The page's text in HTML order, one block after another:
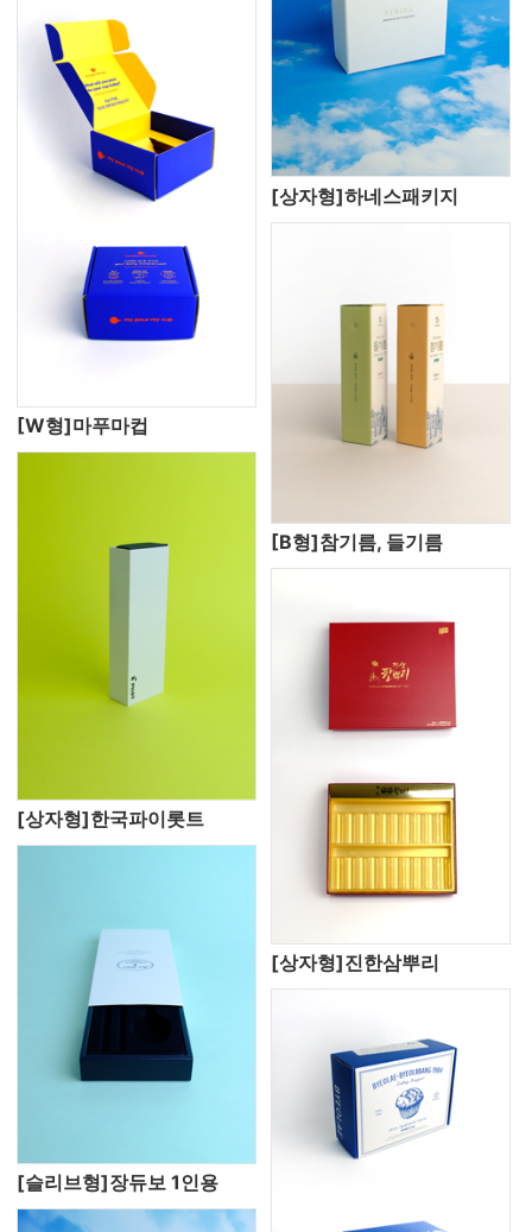
[W형]마푸마컵
[상자형]하네스패키지
[상자형]한국파이롯트
[B형]참기름, 들기름
[슬리브형]장듀보 1인용
[상자형]진한삼뿌리